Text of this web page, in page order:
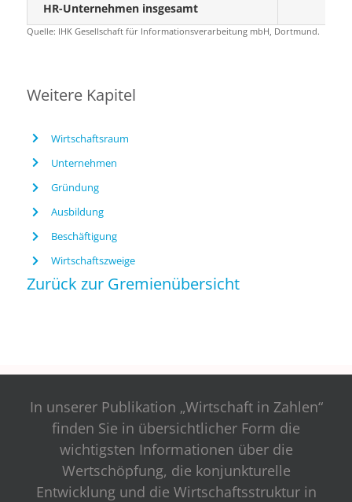
HR-Unternehmen insgesamt
Quelle: IHK Gesellschaft für Informationsverarbeitung mbH, Dortmund.
Weitere Kapitel
Wirtschaftsraum
Unternehmen
Gründung
Ausbildung
Beschäftigung
Wirtschaftszweige
Zurück zur Gremienübersicht
In unserer Publikation „Wirtschaft in Zahlen“
finden Sie in übersichtlicher Form die
wichtigsten Informationen über die
Wertschöpfung, die konjunkturelle
Entwicklung und die Wirtschaftsstruktur in